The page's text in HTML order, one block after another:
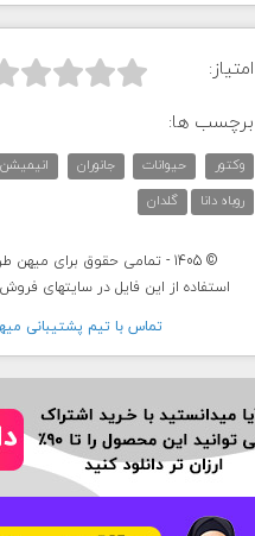
امتیاز:
برچسب ها:
وکتور حیوانات جانوران انیمیشن
روباه دانا
گلدان
© 1405 - تمامی حقوق برای میهن طرح محفوظ است.
استفاده از این فایل در سایتهای
تماس با تيم پشتيبانی